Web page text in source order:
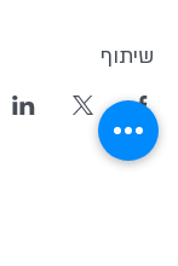
שיתוף